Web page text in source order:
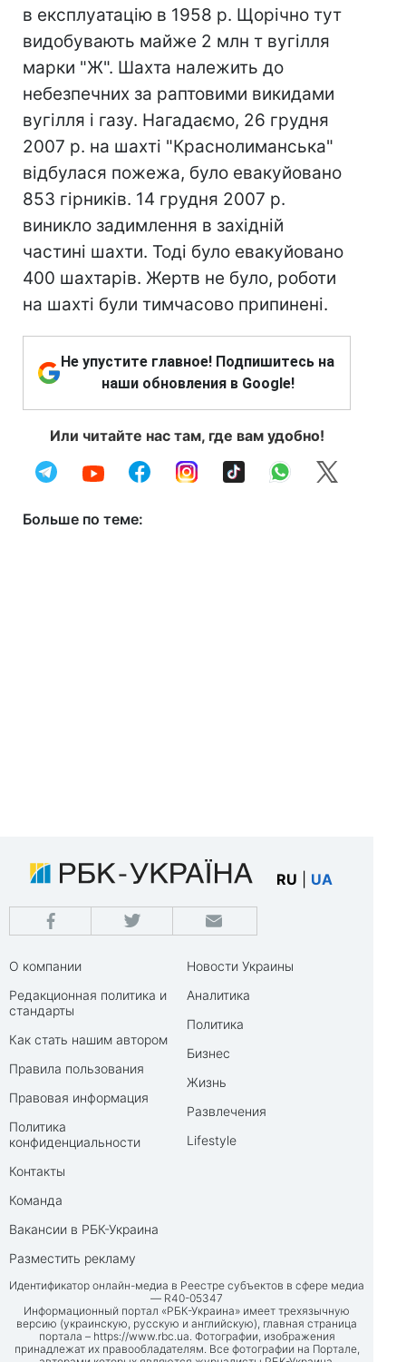
в експлуатацію в 1958 р. Щорічно тут
видобувають майже 2 млн т вугілля
марки "Ж". Шахта належить до
небезпечних за раптовими викидами
вугілля і газу. Нагадаємо, 26 грудня
2007 р. на шахті "Краснолиманська"
відбулася пожежа, було евакуйовано
853 гірників. 14 грудня 2007 р.
виникло задимлення в західній
частині шахти. Тоді було евакуйовано
400 шахтарів. Жертв не було, роботи
на шахті були тимчасово припинені.
Не упустите главное! Подпишитесь на
наши обновления в Google!
Или читайте нас там, где вам удобно!
Больше по теме:
RU UA
О компании
Редакционная политика и
стандарты
Как стать нашим автором
Правила пользования
Правовая информация
Политика
конфиденциальности
Контакты
Команда
Вакансии в РБК-Украина
Разместить рекламу
Новости Украины
Аналитика
Политика
Бизнес
Жизнь
Развлечения
Lifestyle
Идентификатор онлайн-медиа в Реестре субъектов в сфере медиа
— R40-05347
Информационный портал «РБК-Украина» имеет трехязычную
версию (украинскую, русскую и английскую), главная страница
портала – https://www.rbc.ua. Фотографии, изображения
принадлежат их правообладателям. Все фотографии на Портале,